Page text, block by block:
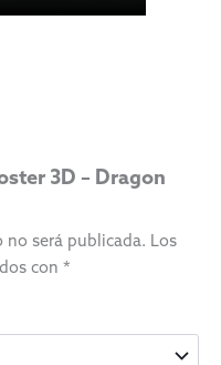
3D – Dragon
no será publicada. Los
con *